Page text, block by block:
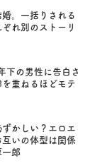
。一括りされる
れ別のストーリ
下の男性に告白さ
を重ねるほどモテ
ずかしい？エロエ
互いの体型は関係
一郎